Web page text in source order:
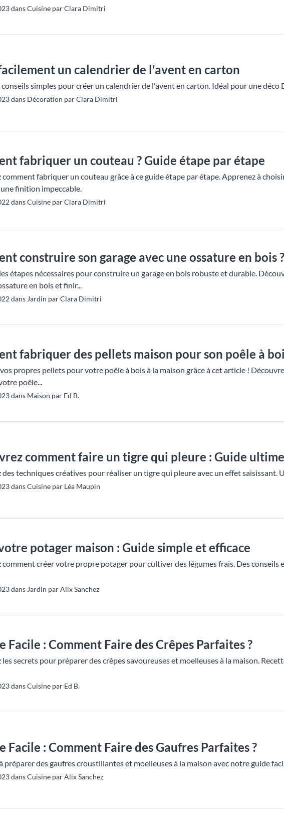
dans Cuisine par Clara Dimitri
un calendrier de l'avent en carton
conseils simples pour créer un calendrier de l'avent en carton. Idéal pour une
dans Décoration par Clara Dimitri
fabriquer un couteau ? Guide étape par étape
comment fabriquer un couteau grâce à ce guide étape par étape. Apprenez à
finition impeccable.
dans Cuisine par Clara Dimitri
construire son garage avec une ossature en bois ?
étapes nécessaires pour construire un garage en bois robuste et durable.
en bois et finir...
dans Jardin par Clara Dimitri
fabriquer des pellets maison pour son poêle à
propres pellets pour votre poêle à bois à la maison grâce à cet article !
poêle...
dans Maison par Ed B.
comment faire un tigre qui pleure : Guide ultime
des techniques créatives pour réaliser un tigre qui pleure avec un effet
dans Cuisine par Léa Maupin
potager maison : Guide simple et efficace
comment créer votre propre potager pour cultiver des légumes frais. Des
dans Jardin par Alix Sanchez
Facile : Comment Faire des Crêpes Parfaites ?
les secrets pour préparer des crêpes savoureuses et moelleuses à la maison.
dans Cuisine par Ed B.
Facile : Comment Faire des Gaufres Parfaites ?
préparer des gaufres croustillantes et moelleuses à la maison avec notre guide
dans Cuisine par Alix Sanchez